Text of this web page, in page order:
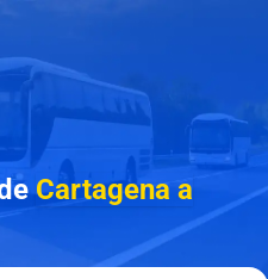
Cartagena a